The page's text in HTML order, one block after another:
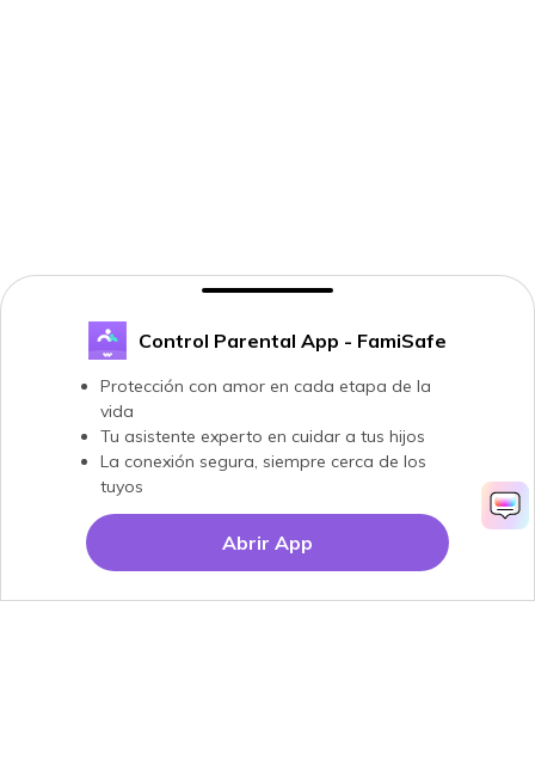
Control Parental App - FamiSafe
Protección con amor en cada etapa de la
vida
Tu asistente experto en cuidar a tus hijos
La conexión segura, siempre cerca de los
tuyos
Abrir App